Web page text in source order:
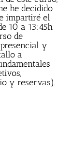
he decidido
impartiré el
10 a 13:45h
de
y
a
y reservas).